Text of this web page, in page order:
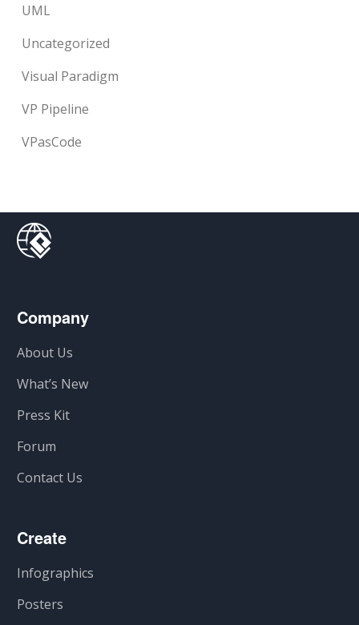
UML
Uncategorized
Visual Paradigm
VP Pipeline
VPasCode
Company
About Us
What’s New
Press Kit
Forum
Contact Us
Create
Infographics
Posters